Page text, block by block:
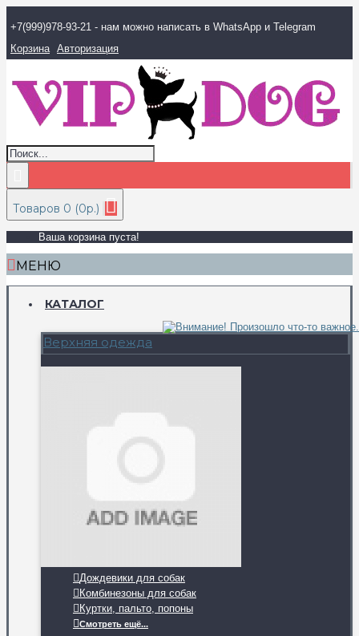
+7(999)978-93-21 - нам можно написать в WhatsApp и Telegram
Корзина Авторизация
Товаров 0 (0р.)
Ваша корзина пуста!
МЕНЮ
КАТАЛОГ
Верхняя одежда
Дождевики для собак
Комбинезоны для собак
Куртки, пальто, попоны
Смотреть ещё...